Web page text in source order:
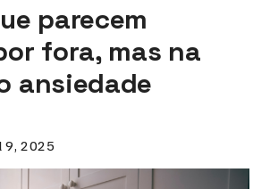
parecem
fora, mas na
ansiedade
9, 2025